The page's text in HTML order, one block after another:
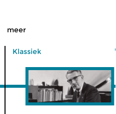
meer
Klassiek